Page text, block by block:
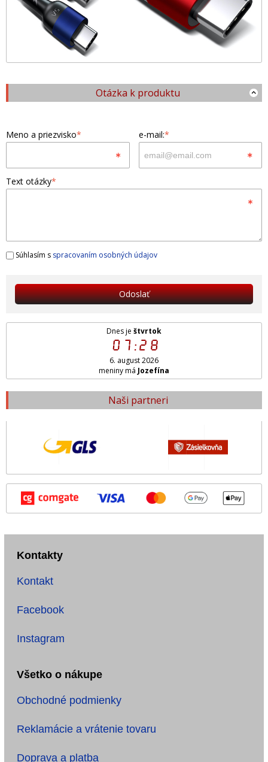
Otázka k produktu
Meno a priezvisko* e-mail:*
Text otázky*
Súhlasím s spracovaním osobných údajov
Odoslať
Dnes je štvrtok
07:28
6. august 2026
meniny má Jozefína
Naši partneri
Kontakty
Kontakt
Facebook
Instagram
Všetko o nákupe
Obchodné podmienky
Reklamácie a vrátenie tovaru
Doprava a platba